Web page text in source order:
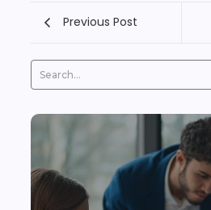
Previous Post